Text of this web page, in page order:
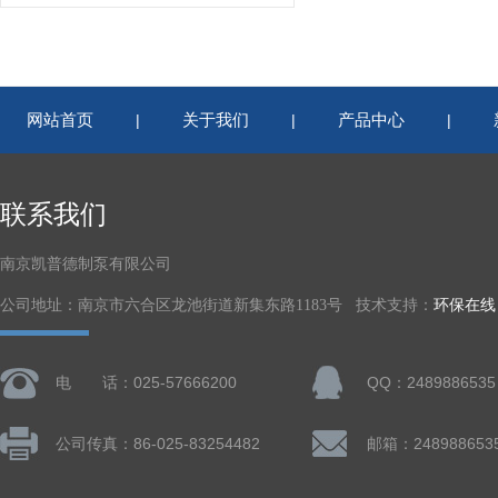
网站首页 | 关于我们 | 产品中心 |
联系我们
南京凯普德制泵有限公司
公司地址：南京市六合区龙池街道新集东路1183号 技术支持： 环保在线
电 话：025-57666200 QQ：2489886535
公司传真：86-025-83254482 邮箱：